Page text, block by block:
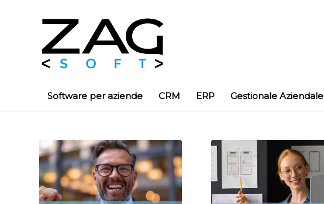
Software per aziende CRM ERP Gestionale Aziendale